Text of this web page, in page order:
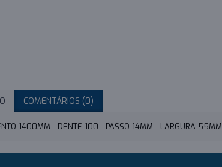
COMENTÁRIOS (0)
1400MM - DENTE 100 - PASSO 14MM - LARGURA 55MM